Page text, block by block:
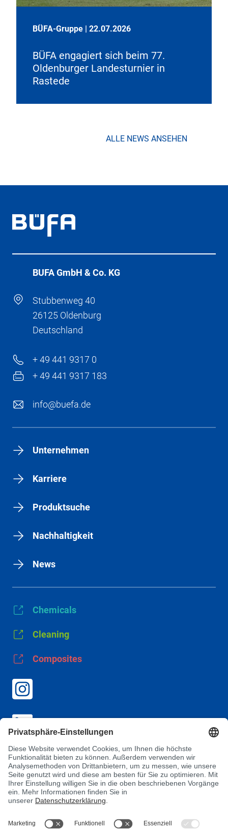
BÜFA-Gruppe | 22.07.2026
BÜFA engagiert sich beim 77.
Oldenburger Landesturnier in
Rastede
ALLE NEWS ANSEHEN
BÜFA GmbH & Co. KG
Stubbenweg 40
26125 Oldenburg
Deutschland
+ 49 441 9317 0
+ 49 441 9317 183
info@buefa.de
Unternehmen
Karriere
Produktsuche
Nachhaltigkeit
News
Chemicals
Cleaning
Composites
AGB
Datenschutz
Impressum